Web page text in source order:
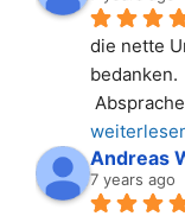
die nette
bedanken.
Andreas
7 years ago